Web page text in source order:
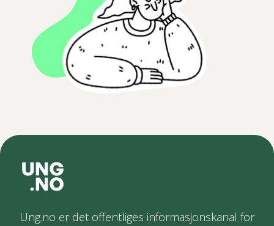
Ung.no er det offentliges informasjonskanal for